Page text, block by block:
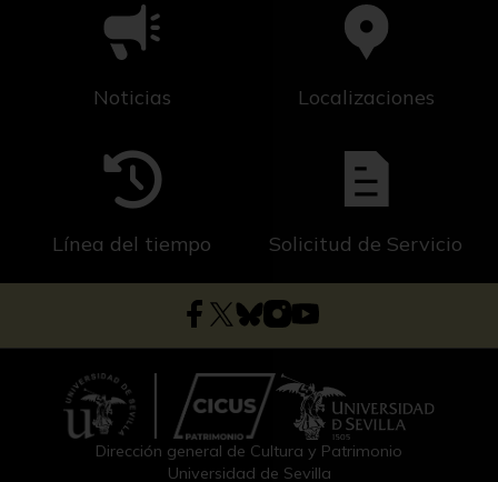
Noticias Localizaciones
Línea del tiempo Solicitud de Servicio
Dirección general de Cultura y Patrimonio
Universidad de Sevilla